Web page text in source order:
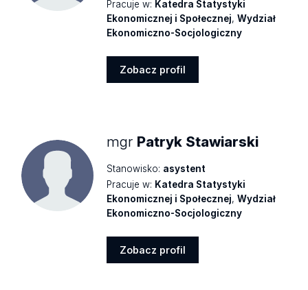
Pracuje w: Katedra Statystyki
Ekonomicznej i Społecznej,Wydział
Ekonomiczno-Socjologiczny
Zobacz profil
mgr Patryk Stawiarski
Stanowisko: asystent
Pracuje w: Katedra Statystyki
Ekonomicznej i Społecznej,Wydział
Ekonomiczno-Socjologiczny
Zobacz profil